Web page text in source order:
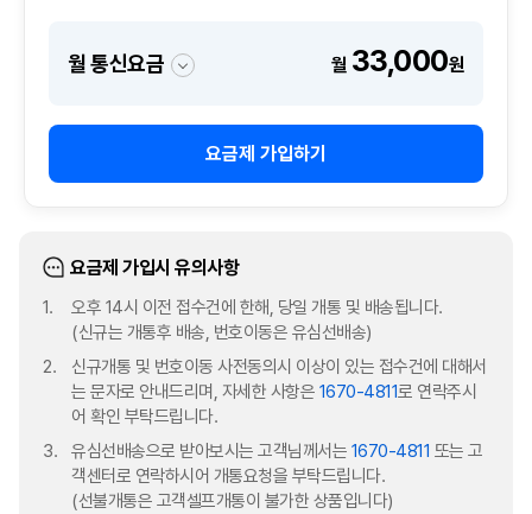
월 통신요금 월 33,000원
요금제 가입하기
요금제 가입시 유의사항
오후 14시 이전 접수건에 한해, 당일 개통 및 배송됩니다.
(신규는 개통후 배송, 번호이동은 유심선배송)
신규개통 및 번호이동 사전동의시 이상이 있는 접수건에 대해서
는 문자로 안내드리며, 자세한 사항은 1670-4811로 연락주시
어 확인 부탁드립니다.
유심선배송으로 받아보시는 고객님께서는 1670-4811 또는 고
객센터로 연락하시어 개통요청을 부탁드립니다.
(선불개통은 고객셀프개통이 불가한 상품입니다)